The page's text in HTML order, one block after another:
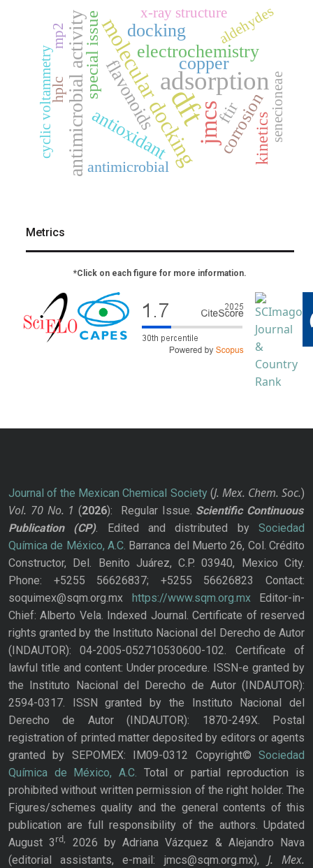
dft
adsorption
jmcs
molecular docking
antimicrobial activity copper
antioxidant
electrochemistry
flavonoids
docking
corrosion
special issue
kinetics
ftir
antimicrobial
hplc senecioneae
cyclic voltammetry
x-ray structure
mp2 aldehydes
Metrics
*Click on each figure for more information.
Journal of the Mexican Chemical Society(J. Mex. Chem. Soc.)
Vol. 70 No. 1 (2026): Regular Issue. Scientific Continuous
Publication
(CP). Edited and distributed bySociedad
Química de México, A.C. Barranca del Muerto 26, Col. Crédito
Constructor, Del. Benito Juárez, C.P. 03940, Mexico City.
Phone: +5255 56626837; +5255 56626823 Contact:
soquimex@sqm.org.mx https://www.sqm.org.mxEditor-in-
Chief: Alberto Vela. Indexed Journal. Certificate of reserved
rights granted by the Instituto Nacional del Derecho de Autor
(INDAUTOR): 04-2005-052710530600-102. Certificate of
lawful title and content: Under procedure. ISSN-e granted by
the Instituto Nacional del Derecho de Autor (INDAUTOR):
2594-0317. ISSN granted by the Instituto Nacional del
Derecho de Autor (INDAUTOR): 1870-249X. Postal
registration of printed matter deposited by editors or agents
granted by SEPOMEX: IM09-0312 Copyright© Sociedad
Química de México, A.C. Total or partial reproduction is
prohibited without written permission of the right holder. The
Figures/schemes quality and the general contents of this
publication are full responsibility of the authors. Updated
August 3rd,
2026 by Adriana Vázquez & Alejandro Nava
(editorial assistants, e-mail: jmcs@sqm.org.mx), J. Mex.